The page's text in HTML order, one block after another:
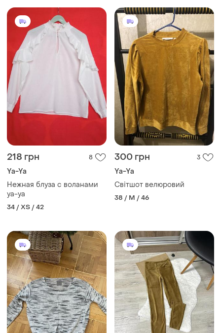
218 грн 8
Ya-Ya
Нежная блуза с воланами
ya-ya
34 / XS / 42
300 грн 3
Ya-Ya
Світшот велюровий
38 / M / 46